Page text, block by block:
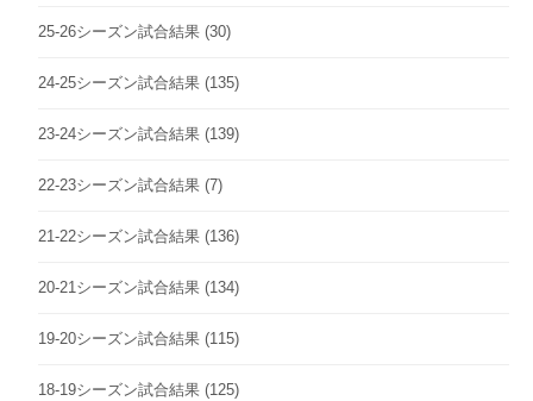
25-26シーズン試合結果 (30)
24-25シーズン試合結果 (135)
23-24シーズン試合結果 (139)
22-23シーズン試合結果 (7)
21-22シーズン試合結果 (136)
20-21シーズン試合結果 (134)
19-20シーズン試合結果 (115)
18-19シーズン試合結果 (125)